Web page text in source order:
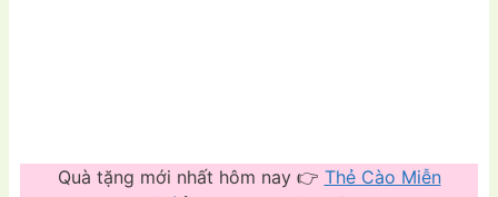
Quà tặng mới nhất hôm nay 👉 Thẻ Cào Miễn